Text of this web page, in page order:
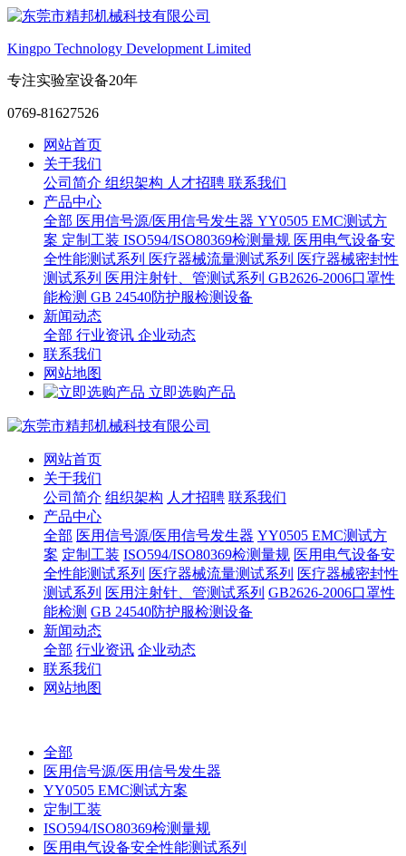
Kingpo Technology Development Limited
专注实验室设备20年
0769-81627526
网站首页
关于我们
公司简介 组织架构 人才招聘 联系我们
产品中心
全部 医用信号源/医用信号发生器 YY0505 EMC测试方
案 定制工装 ISO594/ISO80369检测量规 医用电气设备安
全性能测试系列 医疗器械流量测试系列 医疗器械密封性
测试系列 医用注射针、管测试系列 GB2626-2006口罩性
能检测 GB 24540防护服检测设备
新闻动态
全部 行业资讯 企业动态
联系我们
网站地图
立即选购产品
网站首页
关于我们
公司简介 组织架构 人才招聘 联系我们
产品中心
全部 医用信号源/医用信号发生器 YY0505 EMC测试方
案 定制工装 ISO594/ISO80369检测量规 医用电气设备安
全性能测试系列 医疗器械流量测试系列 医疗器械密封性
测试系列 医用注射针、管测试系列 GB2626-2006口罩性
能检测 GB 24540防护服检测设备
新闻动态
全部 行业资讯 企业动态
联系我们
网站地图
全部
医用信号源/医用信号发生器
YY0505 EMC测试方案
定制工装
ISO594/ISO80369检测量规
医用电气设备安全性能测试系列